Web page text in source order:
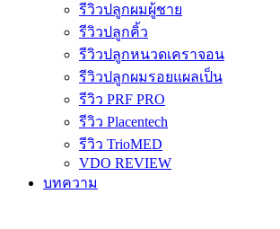
รีวิวปลูกผมผู้ชาย
รีวิวปลูกคิ้ว
รีวิวปลูกหนวดเคราจอน
รีวิวปลูกผมรอยแผลเป็น
รีวิว PRF PRO
รีวิว Placentech
รีวิว TrioMED
VDO REVIEW
บทความ